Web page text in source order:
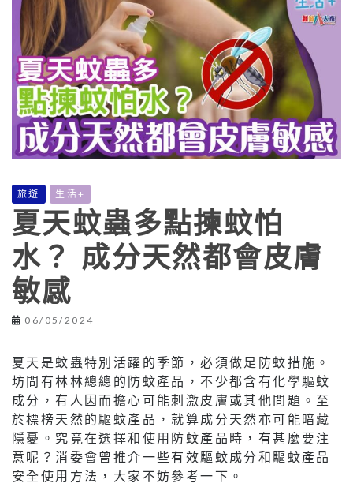
旅遊 生活+
夏天蚊蟲多點揀蚊怕
水？ 成分天然都會皮膚
敏感
06/05/2024
夏天是蚊蟲特別活躍的季節，必須做足防蚊措施。
坊間有林林總總的防蚊產品，不少都含有化學驅蚊
成分，有人因而擔心可能刺激皮膚或其他問題。至
於標榜天然的驅蚊產品，就算成分天然亦可能暗藏
隱憂。究竟在選擇和使用防蚊產品時，有甚麼要注
意呢？消委會曾推介一些有效驅蚊成分和驅蚊產品
安全使用方法，大家不妨參考一下。